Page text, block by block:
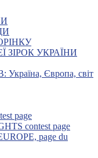
ЗІРОК УКРАЇНИ
Європа, світ
page
contest page
page du